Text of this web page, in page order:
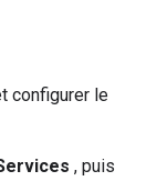
configurer le
, puis